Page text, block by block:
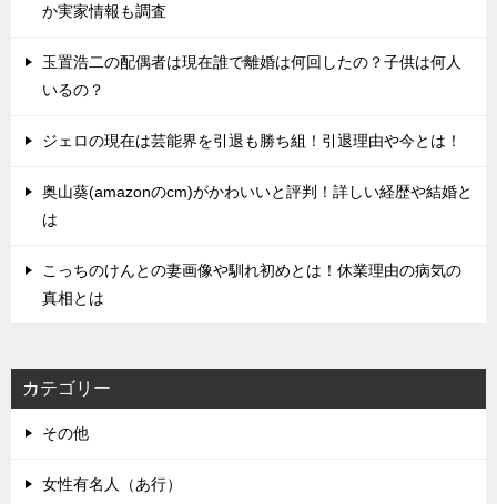
か実家情報も調査
玉置浩二の配偶者は現在誰で離婚は何回したの？子供は何人
いるの？
ジェロの現在は芸能界を引退も勝ち組！引退理由や今とは！
奥山葵(amazonのcm)がかわいいと評判！詳しい経歴や結婚と
は
こっちのけんとの妻画像や馴れ初めとは！休業理由の病気の
真相とは
カテゴリー
その他
女性有名人（あ行）